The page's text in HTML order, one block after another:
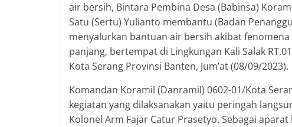
air bersih, Bintara Pembina Desa (Babinsa)
Satu (Sertu) Yulianto membantu (Badan
menyalurkan bantuan air bersih akibat
panjang, bertempat di Lingkungan Kali Salak
Kota Serang Provinsi Banten, Jum’at (08/09/2023).
Komandan Koramil (Danramil) 0602-01/Kota
kegiatan yang dilaksanakan yaitu peringah
Kolonel Arm Fajar Catur Prasetyo. Sebagai